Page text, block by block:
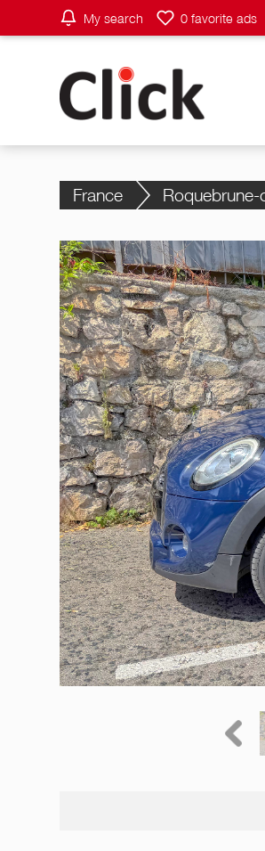
My search 0 favorite ads
France